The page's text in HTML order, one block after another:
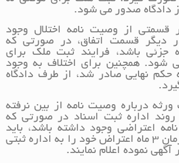
دادگاه صدور می شود.
قسمتی از وصیت نامه اختلال وجود
دیگر قسمت اتفاق، در صورتی که
جزئی باشد، فرایند ثبت ملک برای
شود. همچنین برای اختلاف به وجود
حکم نهایی صادر شد، از طرف دادگاه
ورثه درباره وصیت نامه از بین نرفته
روند اداره ثبت اسناد در صورتی که
اعتراضی وجود داشته باشد، باید
اشخاص در مدت زمان 3 ماه اعتراض خود را به اداره ثبتی
آگهی نموده اعلام نمایند.